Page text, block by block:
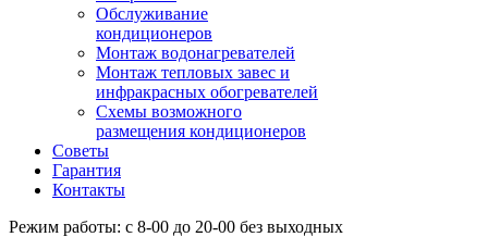
Обслуживание
кондиционеров
Монтаж водонагревателей
Монтаж тепловых завес и
инфракрасных обогревателей
Схемы возможного
размещения кондиционеров
Советы
Гарантия
Контакты
Режим работы: с 8-00 до 20-00 без выходных